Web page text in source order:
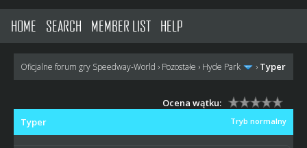
HOME SEARCH MEMBER LIST HELP
Oficjalne forum gry Speedway-World › Pozostałe › Hyde Park › Typer
Ocena wątku:
Tryb normalny
Typer